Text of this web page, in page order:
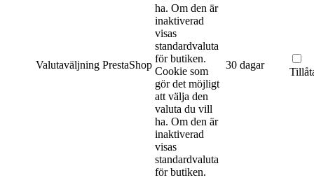
Valutaväljning PrestaShop
ha. Om den är
inaktiverad
visas
standardvaluta
för butiken.
Cookie som
gör det möjligt
att välja den
valuta du vill
ha. Om den är
inaktiverad
visas
standardvaluta
för butiken.
30 dagar